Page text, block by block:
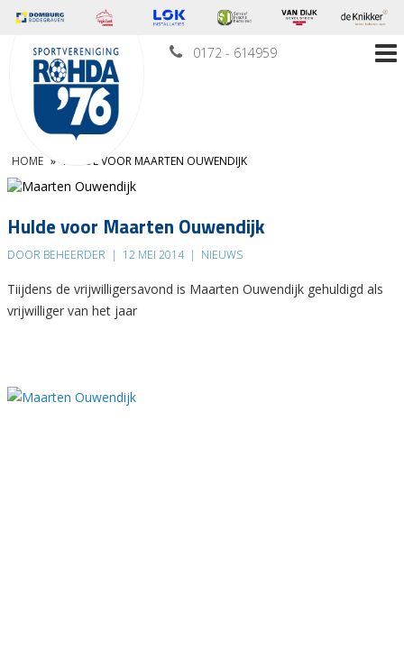
0172 - 614959
HOME » HULDE VOOR MAARTEN OUWENDIJK
Hulde voor Maarten Ouwendijk
DOOR BEHEERDER | 12 MEI 2014 | NIEUWS
Tiijdens de vrijwilligersavond is Maarten Ouwendijk gehuldigd als
vrijwilliger van het jaar